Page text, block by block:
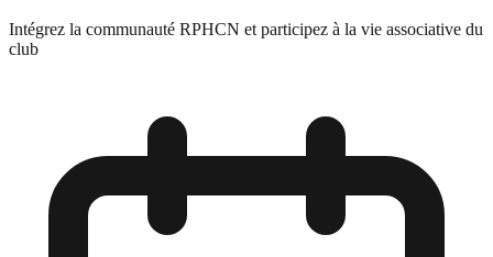
Intégrez la communauté RPHCN et participez à la vie associative du
club